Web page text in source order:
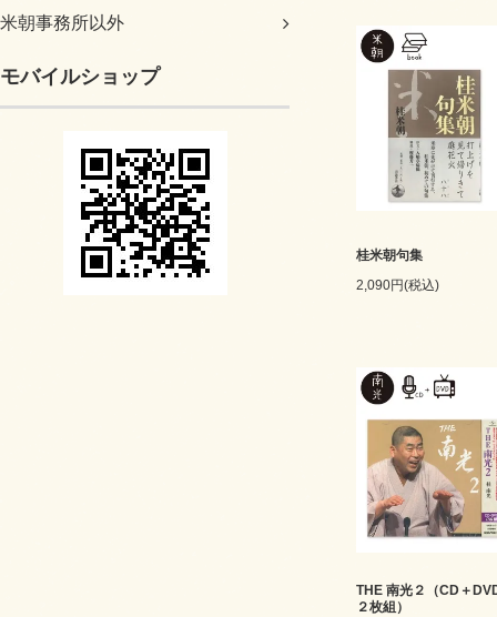
米朝事務所以外
モバイルショップ
桂米朝句集
2,090円(税込)
THE 南光２（CD＋
２枚組）